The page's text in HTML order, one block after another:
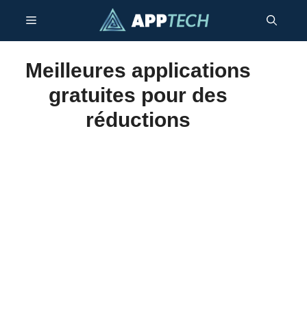
contenu
Menu
Meilleures applications
gratuites pour des
réductions